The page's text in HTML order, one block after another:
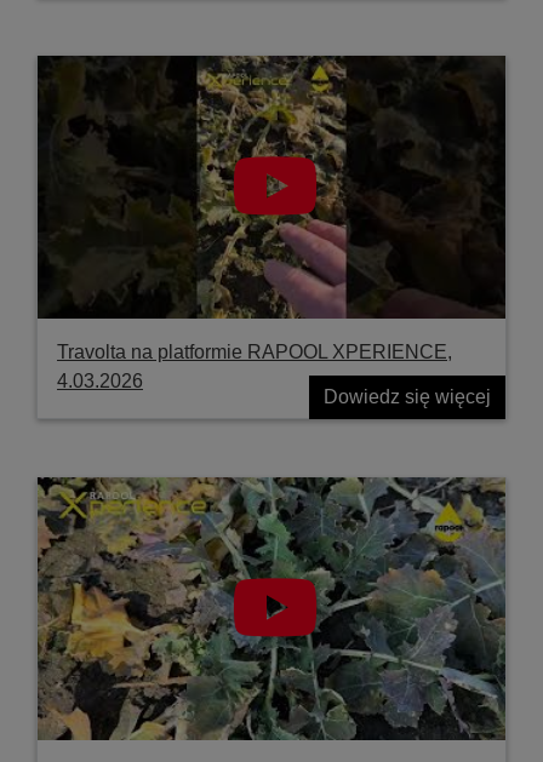
Travolta na platformie RAPOOL XPERIENCE,
4.03.2026
Dowiedz się więcej